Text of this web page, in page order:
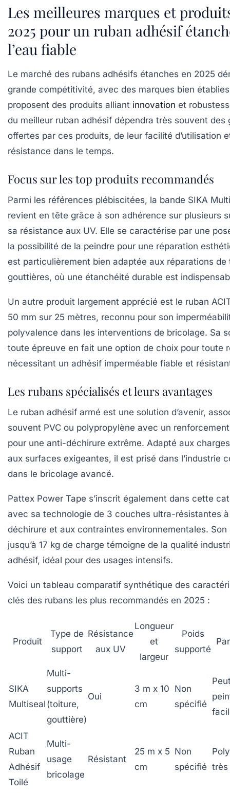
Les meilleures marques et
2025 pour un ruban adhésif
l’eau fiable
Le marché des rubans adhésifs étanches en 2025
grande compétitivité, avec des marques bien
proposent des produits alliant innovation et
du meilleur ruban adhésif dépendra très souvent des
offertes par ces produits, de leur facilité d’utilisation
résistance dans le temps.
Focus sur les top produits recommandés
Parmi les références plébiscitées, la bande SIKA
revient en tête grâce à son adhérence sur plusieurs
sa résistance aux UV. Elle se caractérise par une
la possibilité de la peindre pour une réparation
est particulièrement bien adaptée aux réparations de
gouttières, où une étanchéité durable est
Un autre produit largement apprécié est le ruban
50 mm sur 25 mètres, reconnu pour son
polyvalence dans les interventions de bricolage. Sa
toute épreuve en fait une option de choix pour toute
nécessitant un adhésif imperméable fiable et
Les rubans spécialisés et leurs avantages
Le ruban adhésif armé est une solution d’avenir,
souvent PVC ou polypropylène avec un
pour une anti-déchirure extrême. Adapté aux
aux surfaces exigeantes, il est prisé dans l’industrie
dans le bricolage avancé.
Pattex Power Tape s’inscrit également dans cette
avec sa technologie de 3 couches ultra-résistantes
déchirure et aux contraintes environnementales. Son
jusqu’à 17 kg de charge témoigne de la qualité
adhésif, idéal pour des usages intensifs.
Voici un tableau comparatif synthétique des
clés des rubans les plus recommandés en 2025 :
Produit
Type de
support
Résistance
aux UV
Longueur
et
largeur
Poids
supporté
SIKA
Multiseal
Multi-
supports
(toiture,
gouttière)
Oui
3 m x 10
cm
Non
spécifié
ACIT
Ruban
Adhésif
Toilé
Multi-
usage
bricolage
Résistant
25 m x 5
cm
Non
spécifié très